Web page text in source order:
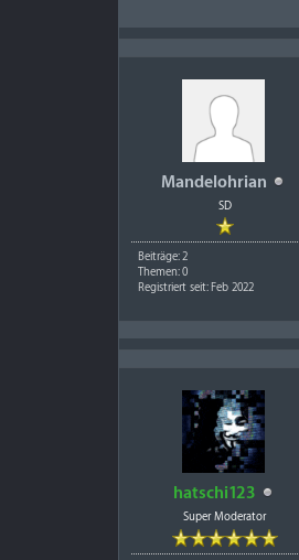
Mandelohrian
SD
Beiträge: 2
Themen: 0
Registriert seit: Feb 2022
hatschi123
Super Moderator